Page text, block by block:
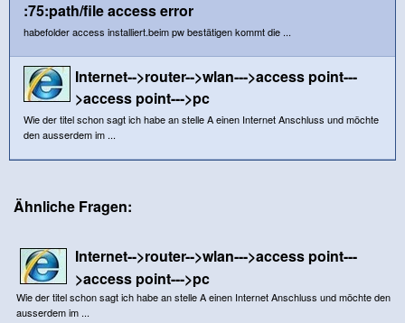
:75:path/file access error
habefolder access installiert.beim pw bestätigen kommt die ...
Internet-->router-->wlan--->access point---
>access point--->pc
Wie der titel schon sagt ich habe an stelle A einen Internet Anschluss und möchte
den ausserdem im ...
Ähnliche Fragen:
Internet-->router-->wlan--->access point---
>access point--->pc
Wie der titel schon sagt ich habe an stelle A einen Internet Anschluss und möchte den
ausserdem im ...